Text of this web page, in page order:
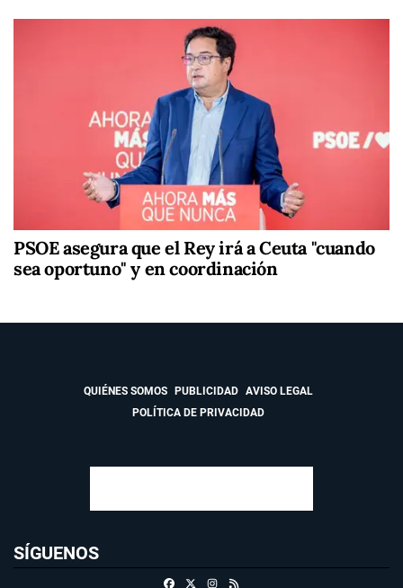
PSOE asegura que el Rey irá a Ceuta "cuando
sea oportuno" y en coordinación
QUIÉNES SOMOS PUBLICIDAD
AVISO LEGAL
POLÍTICA DE PRIVACIDAD
SÍGUENOS
FacebookInstagram